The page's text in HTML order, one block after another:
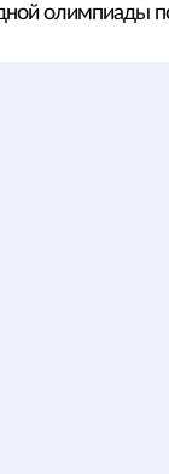
олимпиады